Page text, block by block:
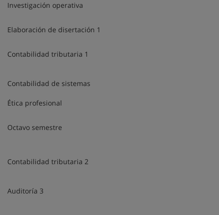
Investigación operativa
Elaboración de disertación 1
Contabilidad tributaria 1
Contabilidad de sistemas
Ética profesional
Octavo semestre
Contabilidad tributaria 2
Auditoría 3